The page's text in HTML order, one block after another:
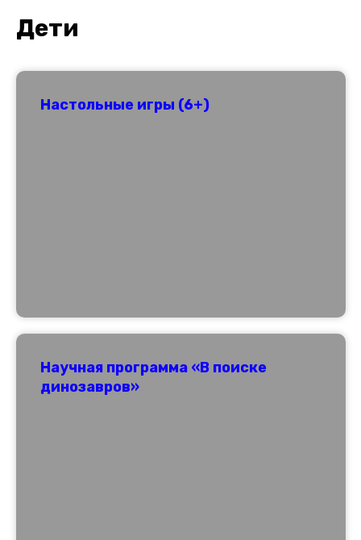
Дети
Настольные игры (6+)
Научная программа «В поиске
динозавров»